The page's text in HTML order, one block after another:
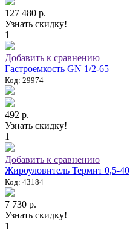
127 480 р.
Узнать скидку!
1
Добавить к сравнению
Гастроемкость GN 1/2-65
Код: 29974
492 р.
Узнать скидку!
1
Добавить к сравнению
Жироуловитель Термит 0,5-40
Код: 43184
7 730 р.
Узнать скидку!
1